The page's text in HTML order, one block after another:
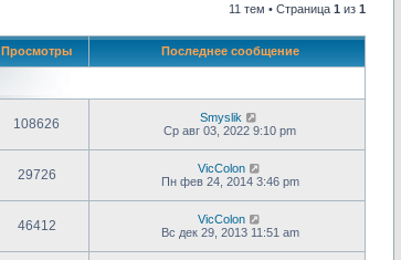
11 тем • Страница 1 из 1
Просмотры Последнее сообщение
108626
Smyslik
Ср авг 03, 2022 9:10 pm
29726
VicColon
Пн фев 24, 2014 3:46 pm
46412
VicColon
Вс дек 29, 2013 11:51 am